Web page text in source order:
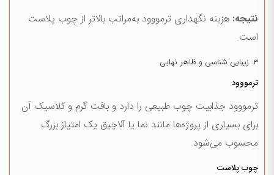
نتیجه: هزینه نگهداری ترمووود به‌مراتب بالاتر از چوب پلاست
است.
۳. زیبایی شناسی و ظاهر نهایی
ترمووود
ترمووود جذابیت چوب طبیعی را دارد و بافت گرم و کلاسیک آن
برای بسیاری از پروژه‌ها مانند نما یا آلاچیق یک امتیاز بزرگ
محسوب می‌شود.
چوب پلاست